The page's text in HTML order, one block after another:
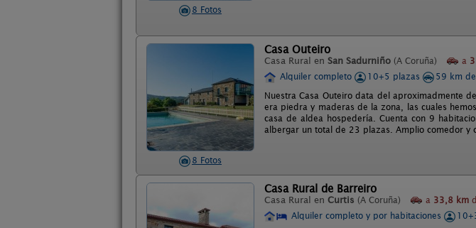
8 Fotos
8 Fotos
Casa Outeiro
Casa Rural en San Sadurniño (A Coruña) a
Alquiler completo
10+5 plazas
59 km
Nuestra Casa Outeiro data del aproximadmente
era piedra y maderas de la zona, las cuales
casa de aldea hospedería. Cuenta con 9
albergar un total de 23 plazas. Amplio comedor y
Casa Rural de Barreiro
Casa Rural en Curtis (A Coruña) a 33,8 km
Alquiler completo y por habitaciones